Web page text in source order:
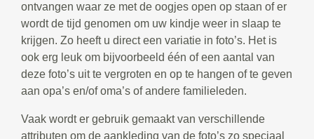
ontvangen waar ze met de oogjes open op staan of er
wordt de tijd genomen om uw kindje weer in slaap te
krijgen. Zo heeft u direct een variatie in foto’s. Het is
ook erg leuk om bijvoorbeeld één of een aantal van
deze foto’s uit te vergroten en op te hangen of te geven
aan opa’s en/of oma’s of andere familieleden.
Vaak wordt er gebruik gemaakt van verschillende
attributen om de aankleding van de foto’s zo speciaal